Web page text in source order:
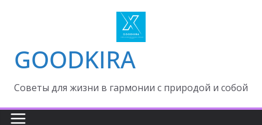
GOODKIRA
Cоветы для жизни в гармонии с природой и собой